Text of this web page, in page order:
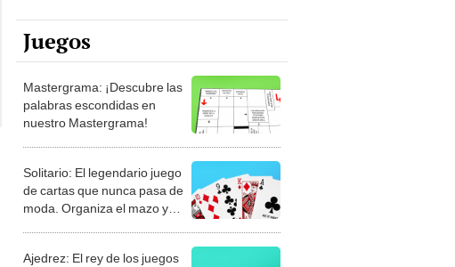
Juegos
Mastergrama: ¡Descubre las
palabras escondidas en
nuestro Mastergrama!
Solitario: El legendario juego
de cartas que nunca pasa de
moda. Organiza el mazo y
Ajedrez: El rey de los juegos